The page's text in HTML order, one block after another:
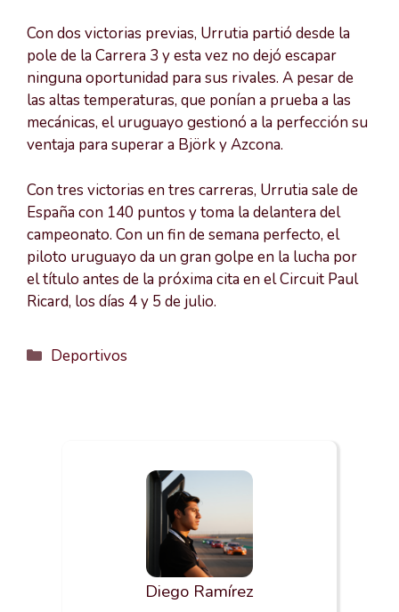
Con dos victorias previas, Urrutia partió desde la
pole de la Carrera 3 y esta vez no dejó escapar
ninguna oportunidad para sus rivales. A pesar de
las altas temperaturas, que ponían a prueba a las
mecánicas, el uruguayo gestionó a la perfección su
ventaja para superar a Björk y Azcona.
Con tres victorias en tres carreras, Urrutia sale de
España con 140 puntos y toma la delantera del
campeonato. Con un fin de semana perfecto, el
piloto uruguayo da un gran golpe en la lucha por
el título antes de la próxima cita en elCircuit Paul
Ricard, los días 4 y 5 de julio.
Categorías
Deportivos
Diego Ramírez